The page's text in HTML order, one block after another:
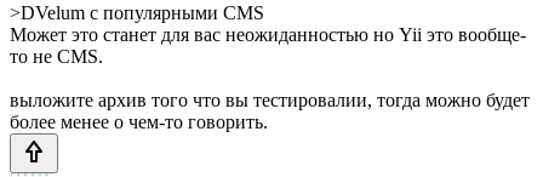
>DVelum с популярными CMS
Может это станет для вас неожиданностью но Yii это вообще-
то не CMS.
выложите архив того что вы тестировалии, тогда можно будет
более менее о чем-то говорить.